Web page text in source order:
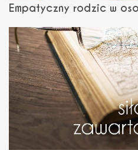
Empatyczny rodzic w